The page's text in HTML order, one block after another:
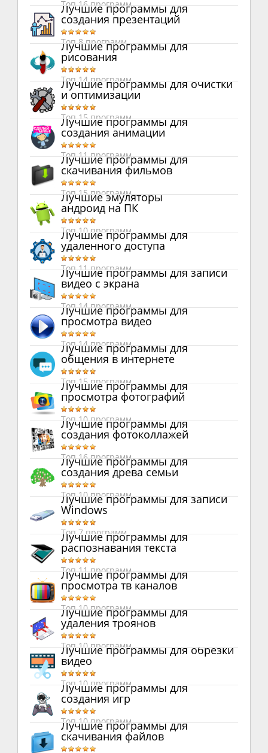
Топ 16 программ
Лучшие программы для
создания презентаций
Топ 8 программ
Лучшие программы для
рисования
Топ 14 программ
Лучшие программы для очистки
и оптимизации
Топ 15 программ
Лучшие программы для
создания анимации
Топ 11 программ
Лучшие программы для
скачивания фильмов
Топ 15 программ
Лучшие эмуляторы
андроид на ПК
Топ 10 программ
Лучшие программы для
удаленного доступа
Топ 11 программ
Лучшие программы для записи
видео с экрана
Топ 14 программ
Лучшие программы для
просмотра видео
Топ 14 программ
Лучшие программы для
общения в интернете
Топ 15 программ
Лучшие программы для
просмотра фотографий
Топ 10 программ
Лучшие программы для
создания фотоколлажей
Топ 16 программ
Лучшие программы для
создания древа семьи
Топ 10 программ
Лучшие программы для записи
Windows
Топ 7 программ
Лучшие программы для
распознавания текста
Топ 11 программ
Лучшие программы для
просмотра тв каналов
Топ 10 программ
Лучшие программы для
удаления троянов
Топ 10 программ
Лучшие программы для обрезки
видео
Топ 10 программ
Лучшие программы для
создания игр
Топ 10 программ
Лучшие программы для
скачивания файлов